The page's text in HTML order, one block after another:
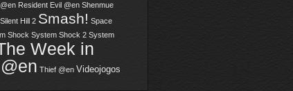
Resident Evil @en Shenmue
Silent Hill 2 Smash! Space
Shock System Shock 2 System
Week in
Thief @en Videojogos